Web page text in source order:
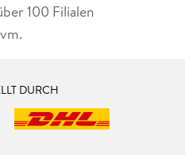
100 Filialen
DURCH